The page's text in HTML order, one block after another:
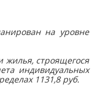
на уровне
жилья, строящегося
индивидуальных
1131,8 руб.